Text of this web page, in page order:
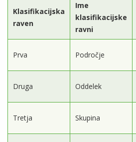
Klasifikacijska
raven
Ime
klasifikacijske
ravni
Prva Področje
Druga Oddelek
Tretja Skupina